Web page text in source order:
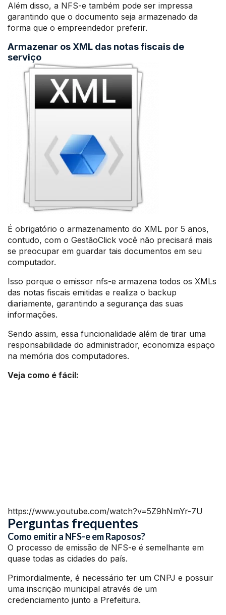
Além disso, a NFS-e também pode ser impressa
garantindo que o documento seja armazenado da
forma que o empreendedor preferir.
Armazenar os XML das notas fiscais de
serviço
É obrigatório o armazenamento do XML por 5 anos,
contudo, com o GestãoClick você não precisará mais
se preocupar em guardar tais documentos em seu
computador.
Isso porque o emissor nfs-e armazena todos os XMLs
das notas fiscais emitidas e realiza o backup
diariamente, garantindo a segurança das suas
informações.
Sendo assim, essa funcionalidade além de tirar uma
responsabilidade do administrador, economiza espaço
na memória dos computadores.
Veja como é fácil:
https://www.youtube.com/watch?v=5Z9hNmYr-7U
Perguntas frequentes
Como emitir a NFS-e em Raposos?
O processo de emissão de NFS-e é semelhante em
quase todas as cidades do país.
Primordialmente, é necessário ter um CNPJ e possuir
uma inscrição municipal através de um
credenciamento junto a Prefeitura.